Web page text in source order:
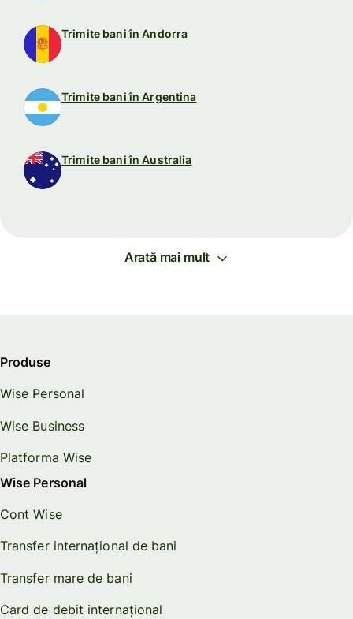
Trimite bani în Andorra
Trimite bani în Argentina
Trimite bani în Australia
Arată mai mult
Produse
Wise Personal
Wise Business
Platforma Wise
Wise Personal
Cont Wise
Transfer internațional de bani
Transfer mare de bani
Card de debit internațional